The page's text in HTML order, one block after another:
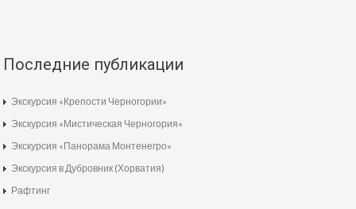
Последние публикации
Экскурсия «Крепости Черногории»
Экскурсия «Мистическая Черногория»
Экскурсия «Панорама Монтенегро»
Экскурсия в Дубровник (Хорватия)
Рафтинг